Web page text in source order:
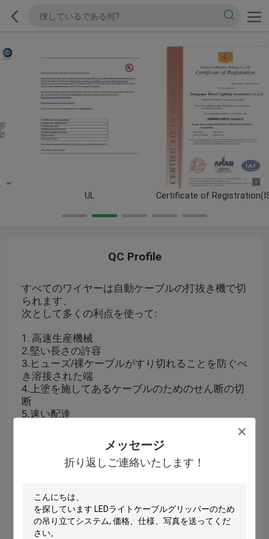
メッセージ
折り返しご連絡いたします！
Certificate of Registration(ISO9001)
QC Profile
すべてのワイヤーは自動ケーブルの打抜き機で切
られます、
次として多くの利点を使って:
1. 高速生産機械
2.堅い長さの許容
3.ヒューズ/裸ケーブルがすり切れることを防ぐべ
き溶接された端
4.上塗を施してあるケーブルのためのせん断の切
断
5.速い配達